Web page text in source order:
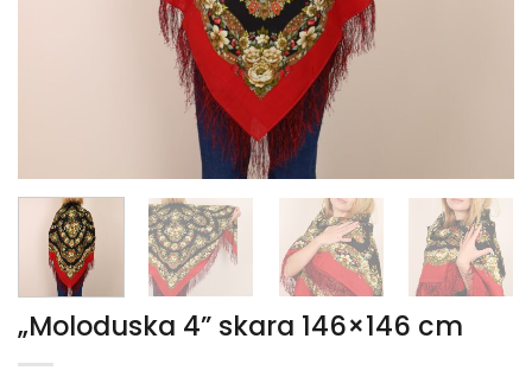
„Moloduska 4” skara 146×146 cm